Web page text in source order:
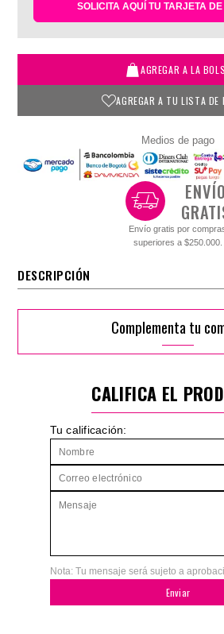
SOLICITA AQUÍ TU TARJETA DE
AGREGAR A LA
AGREGAR A TU LISTA DE
Medios de pago
ENVÍO
Envío gratis por
superiores a $250.000.
DESCRIPCIÓN
Complementa tu
CALIFICA EL
Tu calificación:
Nota: Tu mensaje será sujeto a
Enviar